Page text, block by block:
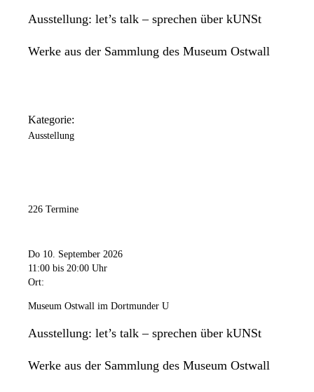
Ausstellung: let’s talk – sprechen über kUNSt
Werke aus der Sammlung des Museum Ostwall
Kategorie:
Ausstellung
226 Termine
Do 10. September 2026
11:00 bis 20:00 Uhr
Ort:
Museum Ostwall im Dortmunder U
Ausstellung: let’s talk – sprechen über kUNSt
Werke aus der Sammlung des Museum Ostwall